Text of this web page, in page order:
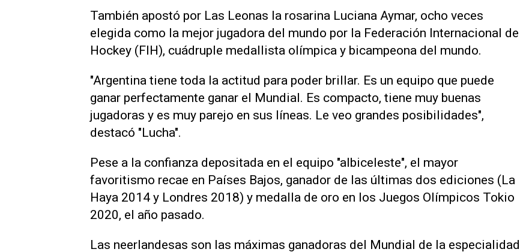
También apostó por Las Leonas la rosarina Luciana Aymar, ocho veces
elegida como la mejor jugadora del mundo por la Federación Internacional de
Hockey (FIH), cuádruple medallista olímpica y bicampeona del mundo.
"Argentina tiene toda la actitud para poder brillar. Es un equipo que puede
ganar perfectamente ganar el Mundial. Es compacto, tiene muy buenas
jugadoras y es muy parejo en sus líneas. Le veo grandes posibilidades",
destacó "Lucha".
Pese a la confianza depositada en el equipo "albiceleste", el mayor
favoritismo recae en Países Bajos, ganador de las últimas dos ediciones (La
Haya 2014 y Londres 2018) y medalla de oro en los Juegos Olímpicos Tokio
2020, el año pasado.
Las neerlandesas son las máximas ganadoras del Mundial de la especialidad